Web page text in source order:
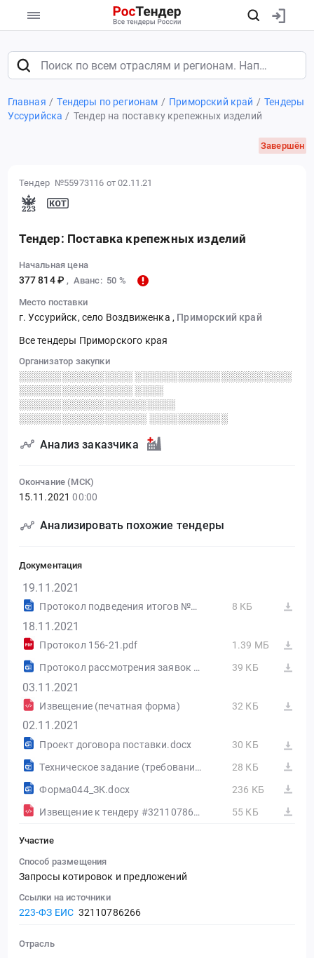
Главная Тендеры по регионам Приморский край
Тендеры
Уссурийска
Тендер на поставку крепежных изделий
Завершён
Тендер №55973116 от 02.11.21
Тендер: Поставка крепежных изделий
Начальная цена
377 814 ₽, Аванс: 50 %
Место поставки
г. Уссурийск, село Воздвиженка , Приморский край
Все тендеры Приморского края
Организатор закупки
░░░░░░░░░░░░░░░░ ░░░░░░░░░░░░░░░░░░░░░░
░░░░░░░░░░░░░░░░ ░░░░
░░░░░░░░░░░░░░░░░░░░░░
░░░░░░░░░░░░░░░░░░ ░░░░░░░░░░░
Анализ заказчика
Окончание (МСК)
15.11.2021 00:00
Анализировать похожие тендеры
Документация
19.11.2021
Протокол подведения итогов №32110786266-01 8 КБ
18.11.2021
Протокол 156-21.pdf
1.39 МБ
Протокол рассмотрения заявок и подведения итогов.docx
39 КБ
03.11.2021
Извещение (печатная форма) 32 КБ
02.11.2021
Проект договора поставки.docx
30 КБ
Техническое задание (требования).docx
28 КБ
Форма044_ЗК.docx
236 КБ
Извещение к тендеру #32110786266 (Печатная форма)
55 КБ
Участие
Способ размещения
Запросы котировок и предложений
Ссылки на источники
223-ФЗ ЕИС 32110786266
Отрасль